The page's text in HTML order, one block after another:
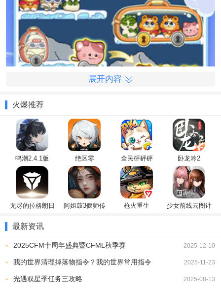
展开内容
火爆推荐
鸣潮2.4.1版 绝区零 全民砰砰砰 卧龙吟2
无尽的拉格朗日 阿姐鼓3偃师传 枪火重生
少女前线云图计
最新资讯
2025CFM十周年盛典暨CFML秋季赛 2025-12-10
我的世界清理掉落物指令？我的世界常用指令 2025-11-23
光遇双星季任务三攻略 2025-08-13